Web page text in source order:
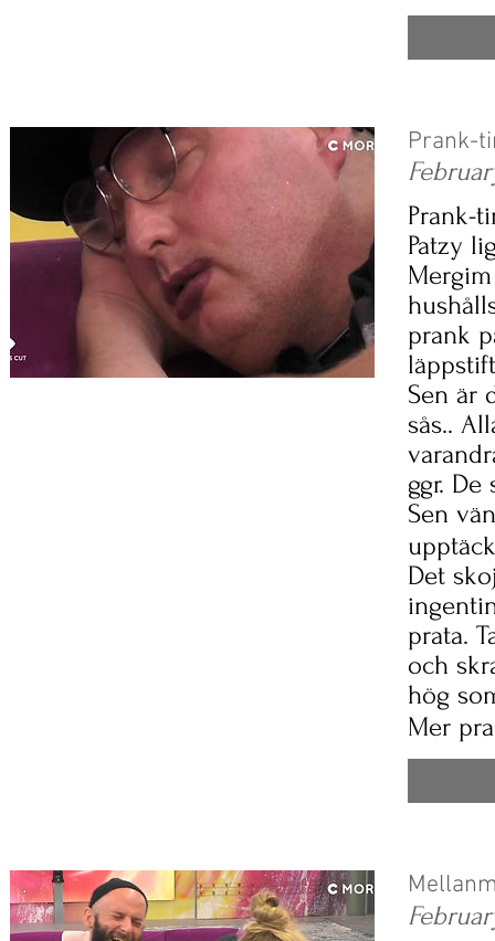
​Prank-
Prank-
Patzy
prank
Sen är
sås..
ggr.
Sen
Det
prata.
och
hög
Mer